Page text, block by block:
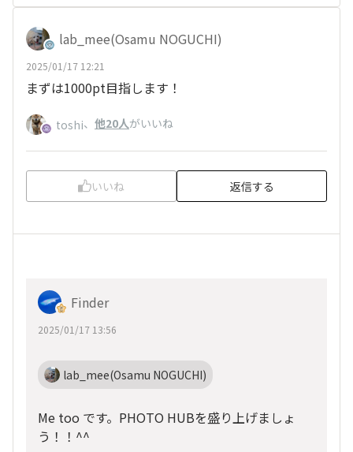
lab_mee(Osamu NOGUCHI)
2025/01/17 12:21
まずは1000pt目指します！
toshi、 他20人がいいね
いいね 返信する
Finder
2025/01/17 13:56
lab_mee(Osamu NOGUCHI)
Me too です。PHOTO HUBを盛り上げましょ
う！！^^